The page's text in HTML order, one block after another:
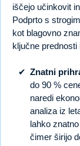
iščejo učinkovit
Podprto s
kot blagovno
ključne
Znatni
do 90 %
naredi
analiza iz
lahko
čimer širijo